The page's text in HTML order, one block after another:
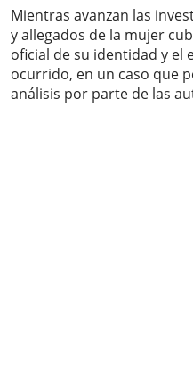
Mientras avanzan las
y allegados de la mujer
oficial de su identidad y el
ocurrido, en un caso que
análisis por parte de las